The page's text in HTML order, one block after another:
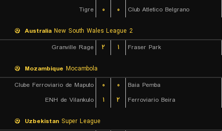
Tigre
۰ ۰ Club Atletico Belgrano
Australia New South Wales League 2
Granville Rage
۲ ۱ Fraser Park
Mozambique Mocambola
Clube Ferroviario de Maputo
۰ ۰
Baia Pemba
ENH de Vilankulo
۱ ۲ Ferroviario Beira
Uzbekistan Super League